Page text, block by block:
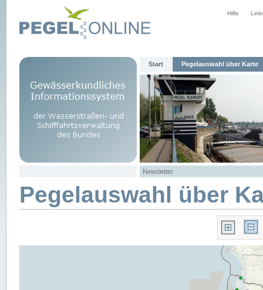
Hilfe
Start Pegelauswahl über Karte
Newsletter
Pegelauswahl über